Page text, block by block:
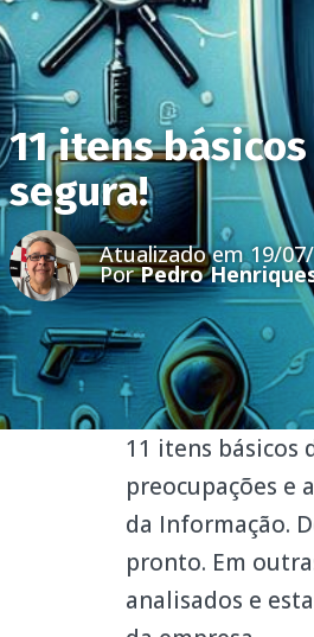
11 itens
segura!
Atualizado em 19/
PorPedro
11 itens básicos
preocupações e
da Informação.
pronto. Em
analisados e